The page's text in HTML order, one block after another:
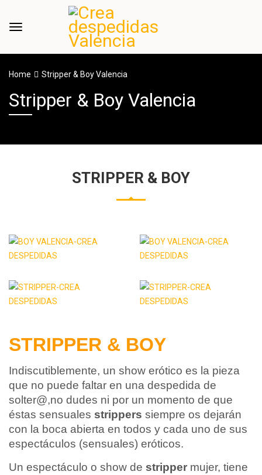
Home Stripper & Boy Valencia
Stripper & Boy Valencia
STRIPPER & BOY
STRIPPER & BOY
Indiscutiblemente, un show erótico es la pieza
que no puede faltar en una despedida de
solter@,no dudes ni por un momento de que
éstas sensuales strippers siempre os dejarán
con la boca abierta en todos y cada uno de sus
espectáculos (sensuales) eróticos.
Un espectáculo o show de stripper mujer, tiene